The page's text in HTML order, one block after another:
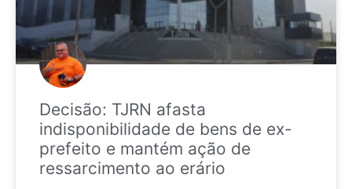
Decisão: TJRN afasta
indisponibilidade de bens de ex-
prefeito e mantém ação de
ressarcimento ao erário